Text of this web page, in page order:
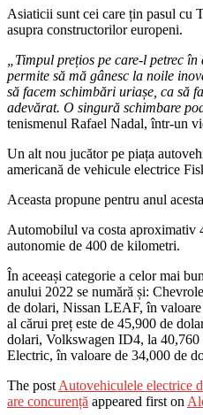
Asiaticii sunt cei care țin pasul cu
asupra constructorilor europeni.
„Timpul prețios pe care-l petrec
permite să mă gânesc la noile
să facem schimbări uriașe, ca să
adevărat. O singură schimbare
tenismenul Rafael Nadal, într-un
Un alt nou jucător pe piața
americană de vehicule electrice
Aceasta propune pentru anul
Automobilul va costa aproximativ
autonomie de 400 de kilometri.
În aceeași categorie a celor mai
anului 2022 se numără și:
de dolari, Nissan LEAF, în
al cărui preț este de 45,900 de
dolari, Volkswagen ID4, la
Electric, în valoare de 34,000 de
The post Autovehiculele electrice
are concurență appeared first on